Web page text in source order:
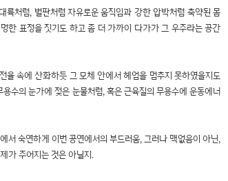
처럼, 벌판처럼 자유로운 움직임과 강한 압박처럼 축약된 몸
한 표정을 짓기도 하고 좀 더 가까이 다가가 그 우주라는 공간
율 속에 산화하듯 그 모체 안에서 헤엄을 멈추지 못하였을지도
수의 눈가에 젖은 눈물처럼, 혹은 근육질의 무용수에 운동에너
서 숙연하게 이번 공연에서의 부드러움, 그러나 맥없음이 아닌,
가 주어지는 것은 아닐지.